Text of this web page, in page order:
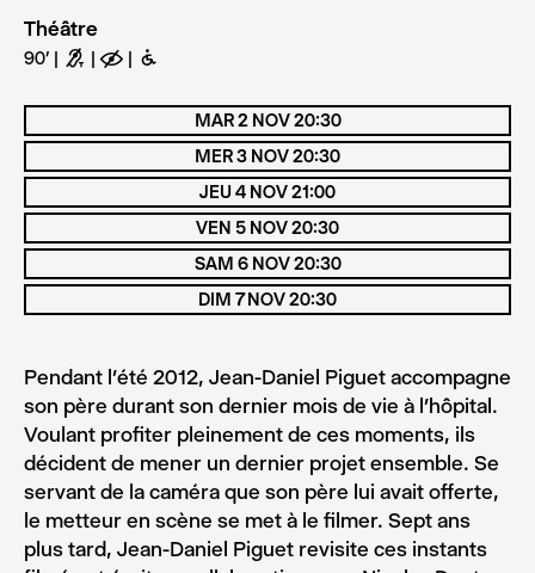
Théâtre
90’ G E B
Pendant l’été 2012, Jean-Daniel Piguet accompagne
son père durant son dernier mois de vie à l’hôpital.
Voulant profiter pleinement de ces moments, ils
décident de mener un dernier projet ensemble. Se
servant de la caméra que son père lui avait offerte,
le metteur en scène se met à le filmer. Sept ans
plus tard, Jean-Daniel Piguet revisite ces instants
MAR 2 NOV 20:30
MER 3 NOV 20:30
JEU 4 NOV 21:00
VEN 5 NOV 20:30
SAM 6 NOV 20:30
DIM 7 NOV 20:30